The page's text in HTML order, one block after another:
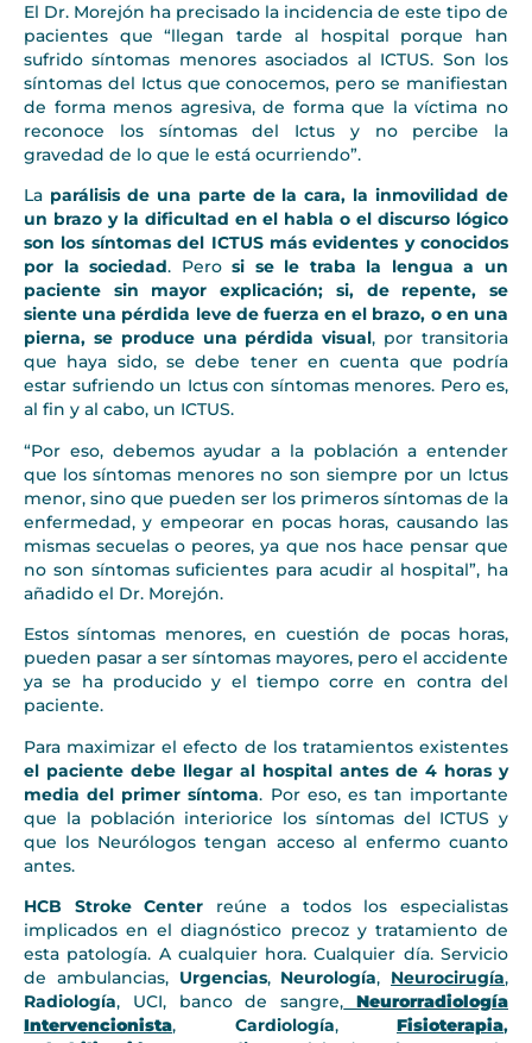
El Dr. Morejón ha precisado la incidencia de este tipo de
pacientes que “llegan tarde al hospital porque han
sufrido síntomas menores asociados al ICTUS. Son los
síntomas del Ictus que conocemos, pero se manifiestan
de forma menos agresiva, de forma que la víctima no
reconoce los síntomas del Ictus y no percibe la
gravedad de lo que le está ocurriendo”.
La parálisis de una parte de la cara, la inmovilidad de
un brazo y la dificultad en el habla o el discurso lógico
son los síntomas del ICTUS más evidentes y conocidos
por la sociedad. Perosi se le traba la lengua a un
paciente sin mayor explicación; si, de repente, se
siente una pérdida leve de fuerza en el brazo, o en una
pierna, se produce una pérdida visual, por transitoria
que haya sido, se debe tener en cuenta que podría
estar sufriendo un Ictus con síntomas menores. Pero es,
al fin y al cabo, un ICTUS.
“Por eso, debemos ayudar a la población a entender
que los síntomas menores no son siempre por un Ictus
menor, sino que pueden ser los primeros síntomas de la
enfermedad, y empeorar en pocas horas, causando las
mismas secuelas o peores, ya que nos hace pensar que
no son síntomas suficientes para acudir al hospital”, ha
añadido el Dr. Morejón.
Estos síntomas menores, en cuestión de pocas horas,
pueden pasar a ser síntomas mayores, pero el accidente
ya se ha producido y el tiempo corre en contra del
paciente.
Para maximizar el efecto de los tratamientos existentes
el paciente debe llegar al hospital antes de 4 horas y
media del primer síntoma. Por eso, es tan importante
que la población interiorice los síntomas del ICTUS y
que los Neurólogos tengan acceso al enfermo cuanto
antes.
HCB Stroke Center reúne a todos los especialistas
implicados en el diagnóstico precoz y tratamiento de
esta patología. A cualquier hora. Cualquier día. Servicio
de ambulancias,Urgencias, Neurología, Neurocirugía,
Radiología, UCI, banco de sangre,
Neurorradiología
Intervencionista, Cardiología, Fisioterapia,